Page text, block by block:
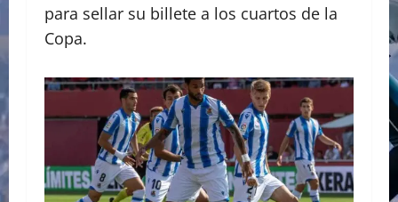
para sellar su billete a los cuartos de la
Copa.